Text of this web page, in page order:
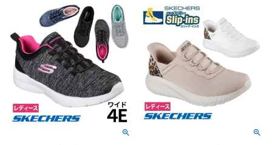
ワークシューズ
ブーツ
ウェア
Parade
カジュアルシューズ
ワークシューズ
ブーツ
ウェア
スクール
フォーマル
ブーツ
Parade
キッズ新入荷
メンズSALE
キッズSALE
すべての商品
リュック
ボディバッグ
ハンドバッグ
すべての商品
ケア用品
雑貨
詳細検索
店舗一覧
ご利用ガイド